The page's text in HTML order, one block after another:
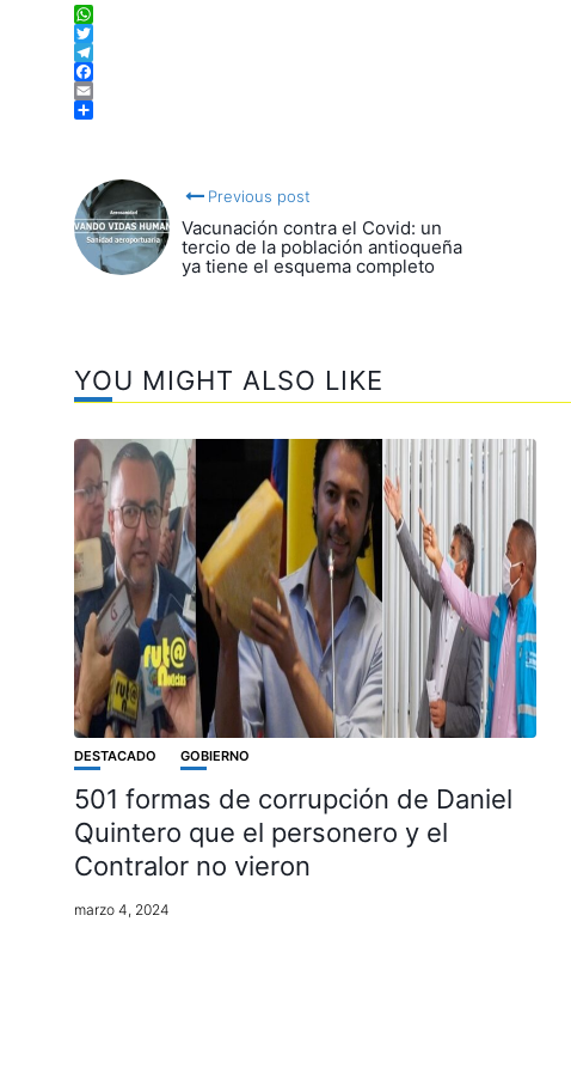
WhatsApp
Twitter
Telegram
Facebook
Email
Previous post
Vacunación contra el Covid: un
tercio de la población antioqueña
ya tiene el esquema completo
YOU MIGHT ALSO LIKE
DESTACADO GOBIERNO
501 formas de corrupción de Daniel
Quintero que el personero y el
Contralor no vieron
marzo 4, 2024